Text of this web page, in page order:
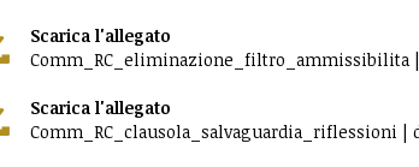
Scarica l'allegato
Comm_RC_eliminazione_filtro_ammissibilita |
Scarica l'allegato
Comm_RC_clausola_salvaguardia_riflessioni |